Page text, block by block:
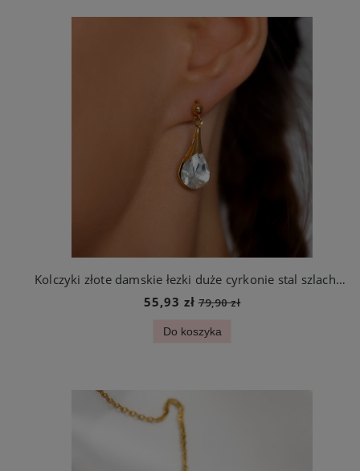
Kolczyki złote damskie łezki duże cyrkonie stal szlachetna
55,93 zł 79,90 zł
Do koszyka